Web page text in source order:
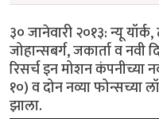
३० जानेवारी २०१३: न्यू
जोहान्सबर्ग, जकार्ता व नवी
रिसर्च इन मोशन कंपनीच्या
१०) व दोन नव्या फोन्सच्या
झाला.